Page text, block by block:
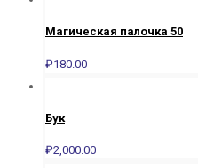
Магическая палочка 50
₽180.00
Бук
₽2,000.00